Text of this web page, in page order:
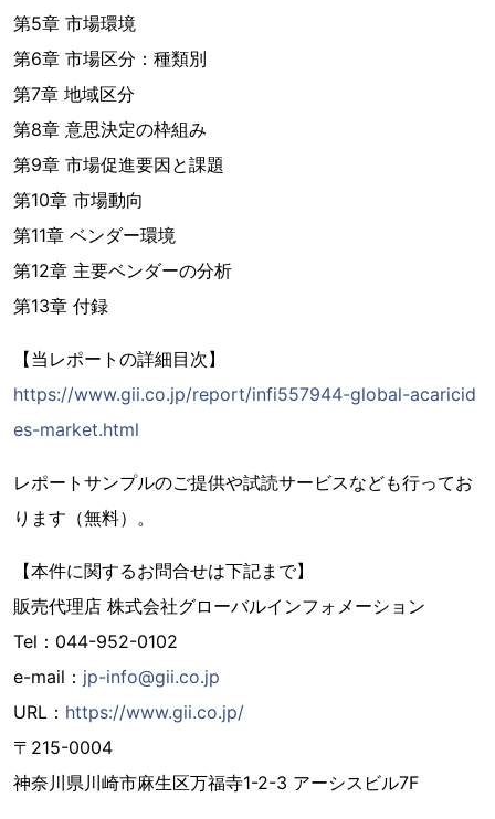
第5章 市場環境
第6章 市場区分：種類別
第7章 地域区分
第8章 意思決定の枠組み
第9章 市場促進要因と課題
第10章 市場動向
第11章 ベンダー環境
第12章 主要ベンダーの分析
第13章 付録
【当レポートの詳細目次】
https://www.gii.co.jp/report/infi557944-global-acaricid
es-market.html
レポートサンプルのご提供や試読サービスなども行ってお
ります（無料）。
【本件に関するお問合せは下記まで】
販売代理店 株式会社グローバルインフォメーション
Tel：044-952-0102
e-mail： jp-info@gii.co.jp
URL： https://www.gii.co.jp/
〒215-0004
神奈川県川崎市麻生区万福寺1-2-3 アーシスビル7F